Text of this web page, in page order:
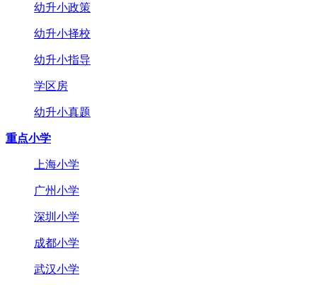
幼升小政策
幼升小择校
幼升小指导
学区房
幼升小真题
重点小学
上海小学
广州小学
深圳小学
成都小学
武汉小学